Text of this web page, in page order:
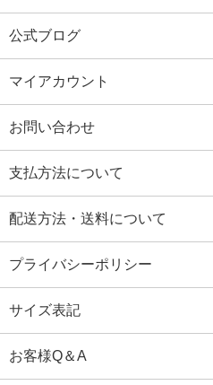
公式ブログ
マイアカウント
お問い合わせ
支払方法について
配送方法・送料について
プライバシーポリシー
サイズ表記
お客様Q＆A